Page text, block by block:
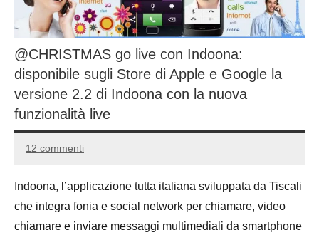
@CHRISTMAS go live con Indoona:
disponibile sugli Store di Apple e Google la
versione 2.2 di Indoona con la nuova
funzionalità live
28
2016
Andrea
12 commenti
Indoona, l’applicazione tutta italiana sviluppata da Tiscali
che integra fonia e social network per chiamare, video
chiamare e inviare messaggi multimediali da smartphone